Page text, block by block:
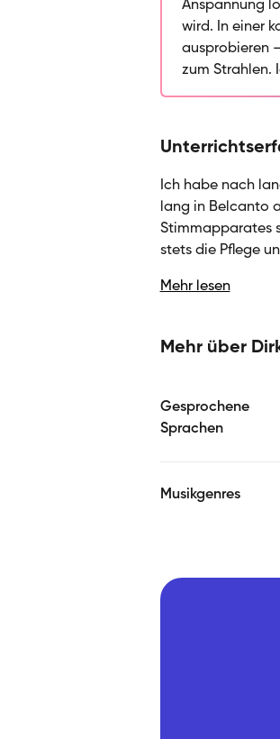
Atemtechnik,
verbinde ich
sodass es sich
Anspannung
wird. In einer
ausprobieren
zum Strahlen.
Ich habe nach
lang in Belcanto
Stimmapparates
stets die Pflege
in großen Shows
und ihr volles
Mehr lesen
Mehr über
Gesprochene
Sprachen
Musikgenres